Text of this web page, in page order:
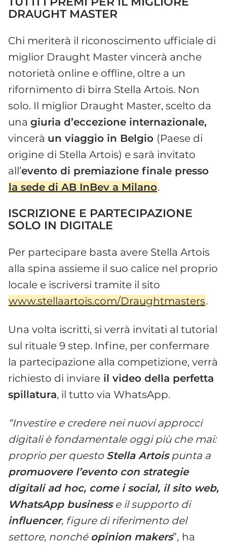
DRAUGHT MASTER
Chi meriterà il riconoscimento ufficiale di
miglior Draught Master vincerà anche
notorietà online e offline, oltre a un
rifornimento di birra Stella Artois. Non
solo. Il miglior Draught Master, scelto da
una giuria d’eccezione internazionale,
vincerà un viaggio in Belgio (Paese di
origine di Stella Artois) e sarà invitato
all’evento di premiazione finale presso
la sede di AB InBev a Milano.
ISCRIZIONE E PARTECIPAZIONE
SOLO IN DIGITALE
Per partecipare basta avere Stella Artois
alla spina assieme il suo calice nel proprio
locale e iscriversi tramite il sito
www.stellaartois.com/Draughtmasters.
Una volta iscritti, si verrà invitati al tutorial
sul rituale 9 step. Infine, per confermare
la partecipazione alla competizione, verrà
richiesto di inviare il video della perfetta
spillatura, il tutto via WhatsApp.
“Investire e credere nei nuovi approcci
digitali è fondamentale oggi più che mai:
proprio per questo Stella Artoispunta a
promuovere l’evento con strategie
digitali ad hoc, come i social, il sito web,
WhatsApp businesse il supporto di
influencer, figure di riferimento del
settore, nonché opinion makers”, ha